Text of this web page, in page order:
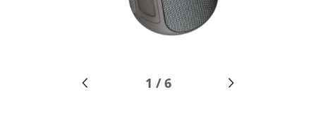
1 /6